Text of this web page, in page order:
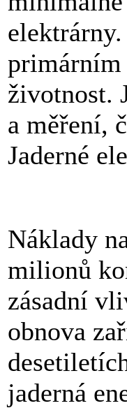
životnost.
a měření,
Jaderné
Náklady
milionů
zásadní
obnova
jaderná